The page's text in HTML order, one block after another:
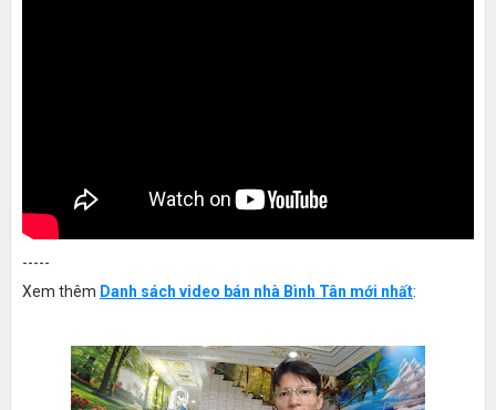
-----
Xem thêm Danh sách video bán nhà Bình Tân mới nhất: